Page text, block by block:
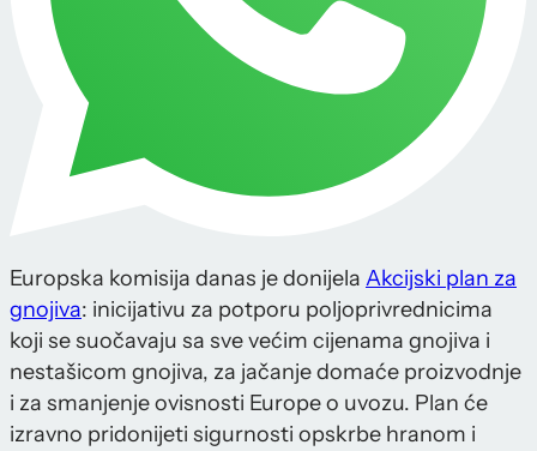
Europska komisija danas je donijela Akcijski plan za
gnojiva: inicijativu za potporu poljoprivrednicima
koji se suočavaju sa sve većim cijenama gnojiva i
nestašicom gnojiva, za jačanje domaće proizvodnje
i za smanjenje ovisnosti Europe o uvozu. Plan će
izravno pridonijeti sigurnosti opskrbe hranom i